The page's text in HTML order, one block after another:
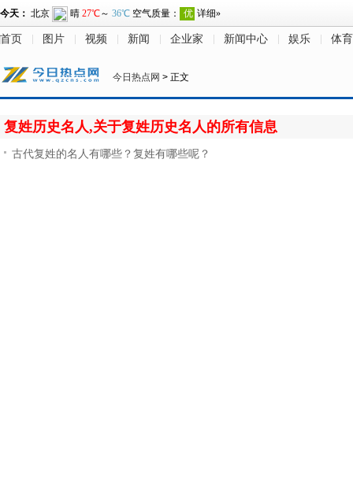
首页 图片 视频 新闻 企业家 新闻中心 娱乐 体育
今日热点网 > 正文
复姓历史名人,关于复姓历史名人的所有信息
古代复姓的名人有哪些？复姓有哪些呢？